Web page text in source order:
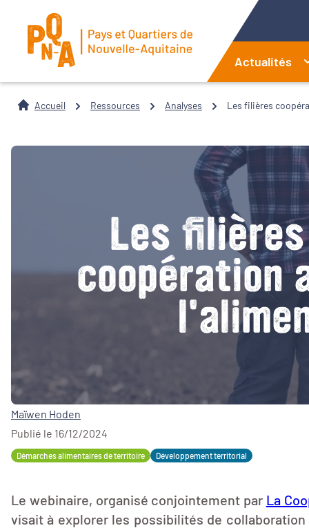
Actualités
Accueil Ressources Analyses Les filières
Les
coopération
Maïwen Hoden
Publié le 16/12/2024
Démarches alimentaires de territoire Développement territorial
Le webinaire, organisé conjointement par La
visait à explorer les possibilités de